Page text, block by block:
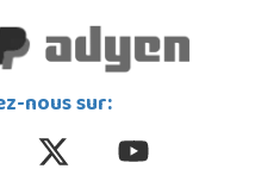
nous sur: